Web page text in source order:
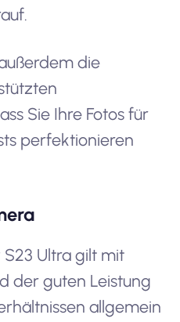
die
Sie Ihre Fotos für
perfektionieren
Ultra gilt mit
der guten Leistung
allgemein